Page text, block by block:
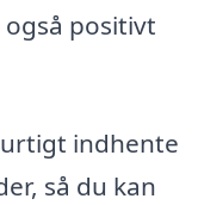
positivt
indhente
så du kan